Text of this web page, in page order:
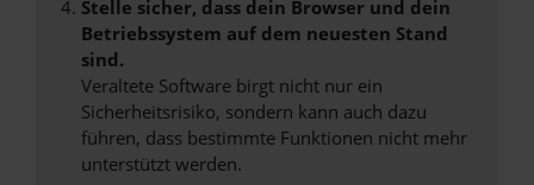
Stelle sicher, dass dein Browser und dein
Betriebssystem auf dem neuesten Stand
sind.
Veraltete Software birgt nicht nur ein
Sicherheitsrisiko, sondern kann auch dazu
führen, dass bestimmte Funktionen nicht mehr
unterstützt werden.